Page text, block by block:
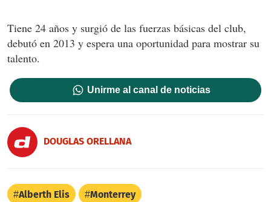
Tiene 24 años y surgió de las fuerzas básicas del club,
debutó en 2013 y espera una oportunidad para mostrar su
talento.
Unirme al canal de noticias
DOUGLAS ORELLANA
Alberth Elis Monterrey